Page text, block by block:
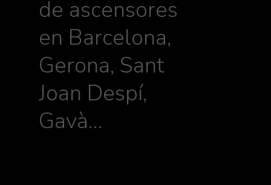
de ascensores
en Barcelona,
Gerona, Sant
Joan Despí,
Gavà…